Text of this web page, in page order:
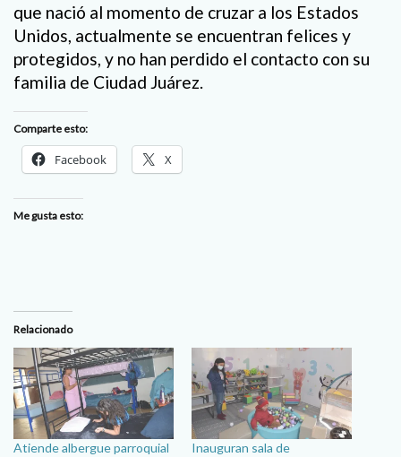
que nació al momento de cruzar a los Estados
Unidos, actualmente se encuentran felices y
protegidos, y no han perdido el contacto con su
familia de Ciudad Juárez.
Comparte esto:
Facebook X
Me gusta esto:
Relacionado
Atiende albergue parroquial
Inauguran sala de